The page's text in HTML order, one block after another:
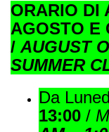
ORARIO DI
AGOSTO E
/ AUGUST
SUMMER
Da
13:00 /